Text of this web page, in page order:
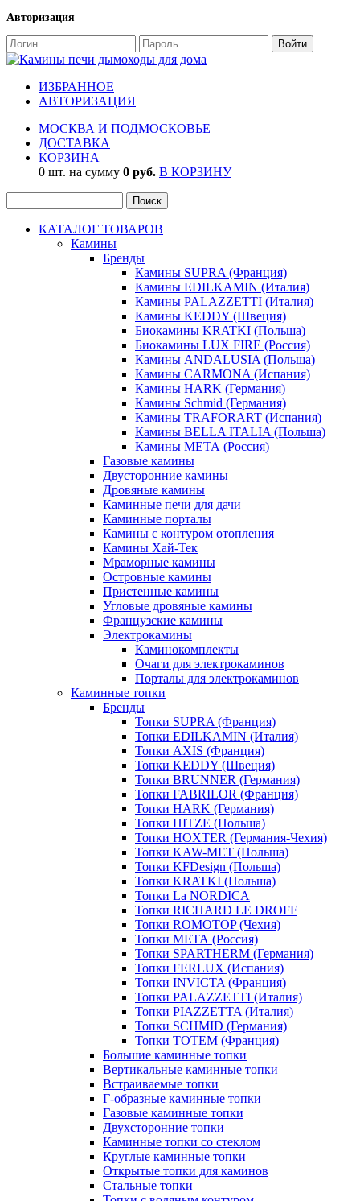
Авторизация
ИЗБРАННОЕ
АВТОРИЗАЦИЯ
МОСКВА И ПОДМОСКОВЬЕ
ДОСТАВКА
КОРЗИНА
0 шт. на сумму 0 руб. В КОРЗИНУ
КАТАЛОГ ТОВАРОВ
Камины
Бренды
Камины SUPRA (Франция)
Камины EDILKAMIN (Италия)
Камины PALAZZETTI (Италия)
Камины KEDDY (Швеция)
Биокамины KRATKI (Польша)
Биокамины LUX FIRE (Россия)
Камины ANDALUSIA (Польша)
Камины CARMONA (Испания)
Камины HARK (Германия)
Камины Schmid (Германия)
Камины TRAFORART (Испания)
Камины BELLA ITALIA (Польша)
Камины МЕТА (Россия)
Газовые камины
Двусторонние камины
Дровяные камины
Каминные печи для дачи
Каминные порталы
Камины с контуром отопления
Камины Хай-Тек
Мраморные камины
Островные камины
Пристенные камины
Угловые дровяные камины
Французские камины
Электрокамины
Каминокомплекты
Очаги для электрокаминов
Порталы для электрокаминов
Каминные топки
Бренды
Топки SUPRA (Франция)
Топки EDILKAMIN (Италия)
Топки AXIS (Франция)
Топки KEDDY (Швеция)
Топки BRUNNER (Германия)
Топки FABRILOR (Франция)
Топки HARK (Германия)
Топки HITZE (Польша)
Топки HOXTER (Германия-Чехия)
Топки KAW-MET (Польша)
Топки KFDesign (Польша)
Топки KRATKI (Польша)
Топки La NORDICA
Топки RICHARD LE DROFF
Топки ROMOTOP (Чехия)
Топки МЕТА (Россия)
Топки SPARTHERM (Германия)
Топки FERLUX (Испания)
Топки INVICTA (Франция)
Топки PALAZZETTI (Италия)
Топки PIAZZETTA (Италия)
Топки SCHMID (Германия)
Топки TOTEM (Франция)
Большие каминные топки
Вертикальные каминные топки
Встраиваемые топки
Г-образные каминные топки
Газовые каминные топки
Двухсторонние топки
Каминные топки со стеклом
Круглые каминные топки
Открытые топки для каминов
Стальные топки